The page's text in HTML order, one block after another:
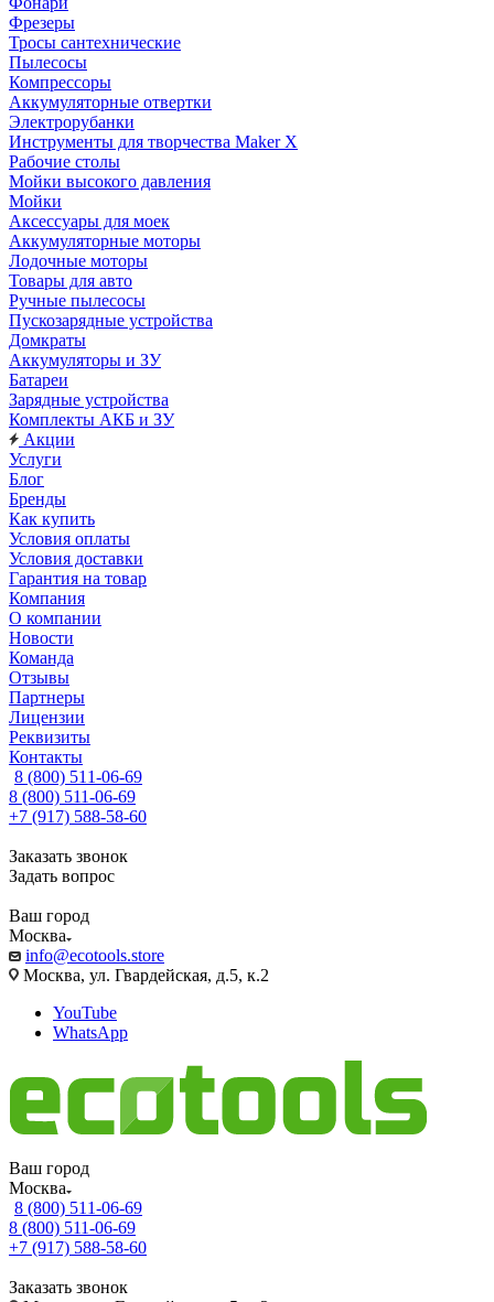
Фрезеры
Тросы сантехнические
Пылесосы
Компрессоры
Аккумуляторные отвертки
Электрорубанки
Инструменты для творчества Maker X
Рабочие столы
Мойки высокого давления
Мойки
Аксессуары для моек
Аккумуляторные моторы
Лодочные моторы
Товары для авто
Ручные пылесосы
Пускозарядные устройства
Домкраты
Аккумуляторы и ЗУ
Батареи
Зарядные устройства
Комплекты АКБ и ЗУ
Акции
Услуги
Блог
Бренды
Как купить
Условия оплаты
Условия доставки
Гарантия на товар
Компания
О компании
Новости
Команда
Отзывы
Партнеры
Лицензии
Реквизиты
Контакты
8 (800) 511-06-69
8 (800) 511-06-69
+7 (917) 588-58-60
Заказать звонок
Задать вопрос
Ваш город
Москва
info@ecotools.store
Москва, ул. Гвардейская, д.5, к.2
YouTube
WhatsApp
Ваш город
Москва
8 (800) 511-06-69
8 (800) 511-06-69
+7 (917) 588-58-60
Заказать звонок